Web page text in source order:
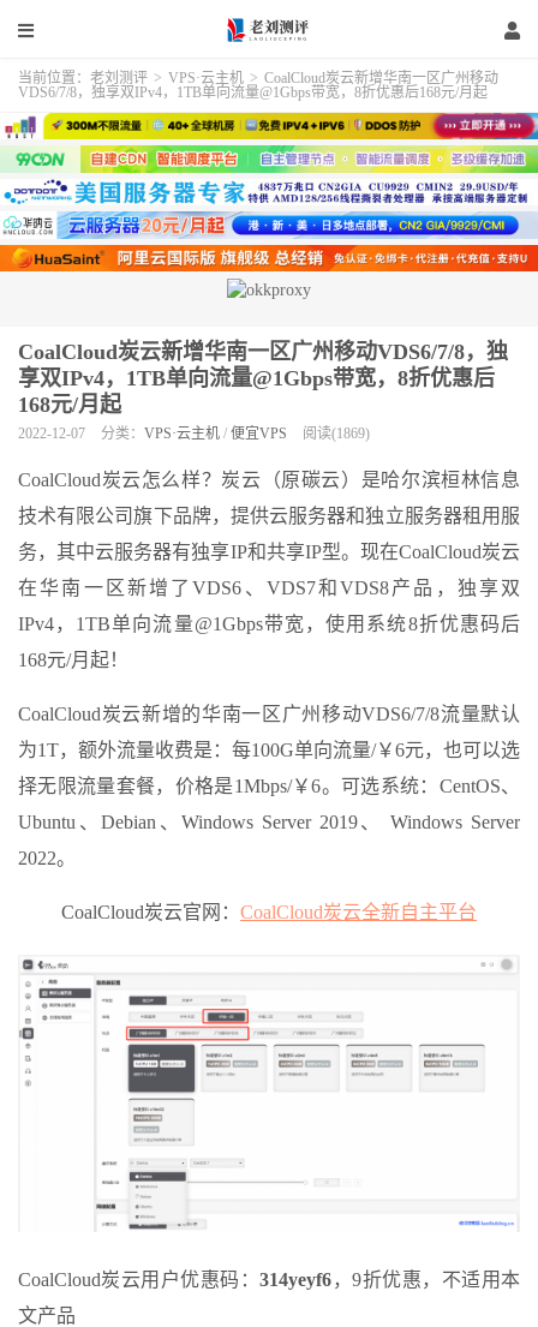
当前位置： 老刘测评 > VPS·云主机 > CoalCloud炭云新增华南一区广州移动
VDS6/7/8，独享双IPv4，1TB单向流量@1Gbps带宽，8折优惠后168元/月起
CoalCloud炭云新增华南一区广州移动VDS6/7/8，独
享双IPv4，1TB单向流量@1Gbps带宽，8折优惠后
168元/月起
2022-12-07 分类： VPS·云主机 / 便宜VPS 阅读(1869)
CoalCloud炭云怎么样？炭云（原碳云）是哈尔滨桓林信息
技术有限公司旗下品牌，提供云服务器和独立服务器租用服
务，其中云服务器有独享IP和共享IP型。现在CoalCloud炭云
在华南一区新增了VDS6、VDS7和VDS8产品，独享双
IPv4，1TB单向流量@1Gbps带宽，使用系统8折优惠码后
168元/月起！
CoalCloud炭云新增的华南一区广州移动VDS6/7/8流量默认
为1T，额外流量收费是：每100G单向流量/￥6元，也可以选
择无限流量套餐，价格是1Mbps/￥6。可选系统：CentOS、
Ubuntu、Debian、Windows Server 2019、 Windows Server
2022。
CoalCloud炭云官网： CoalCloud炭云全新自主平台
CoalCloud炭云用户优惠码：314yeyf6，9折优惠，不适用本
文产品